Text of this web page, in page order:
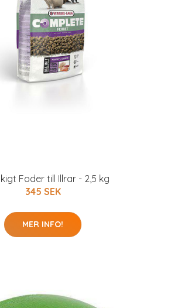
Foder till Illrar - 2,5 kg
345 SEK
MER INFO!